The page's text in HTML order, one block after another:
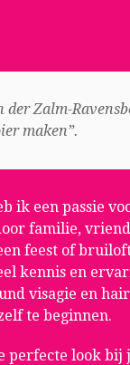
Zalm-
maken”.
ik een passie
familie,
feest of
kennis en
visagie en
te beginnen.
perfecte look bij